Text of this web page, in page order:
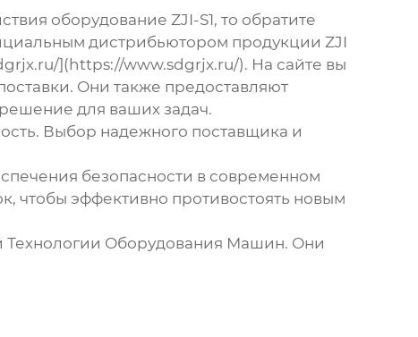
оборудование ZJI-S1, то обратите
дистрибьютором продукции ZJI
](https://www.sdgrjx.ru/). На сайте вы
Они также предоставляют
для ваших задач.
Выбор надежного поставщика и
безопасности в современном
чтобы эффективно противостоять новым
Технологии Оборудования Машин. Они